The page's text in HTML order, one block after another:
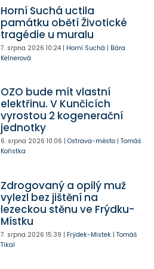
Horní Suchá uctila
památku obětí Životické
tragédie u muralu
7. srpna 2026 10:24| Horní Suchá | Bára
Kelnerová
OZO bude mít vlastní
elektřinu. V Kunčicích
vyrostou 2 kogenerační
jednotky
6. srpna 2026 10:06 | Ostrava-město| Tomáš
Kořistka
Zdrogovaný a opilý muž
vylezl bez jištění na
lezeckou stěnu ve Frýdku-
Místku
7. srpna 2026 15:39 | Frýdek-Místek| Tomáš
Tikal